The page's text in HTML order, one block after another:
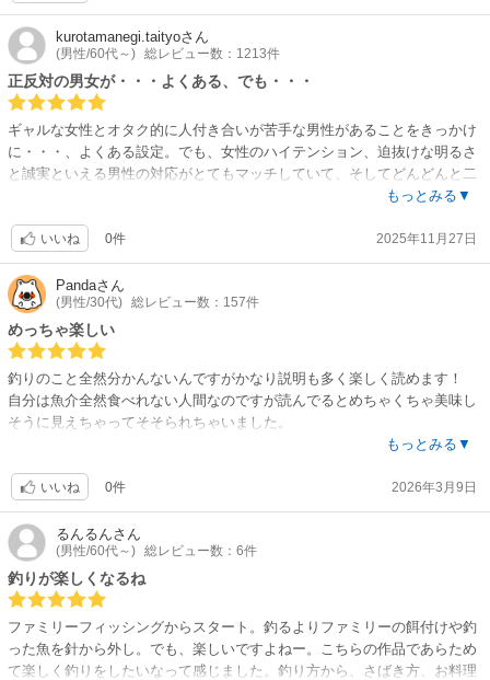
kurotamanegi.taityoさん
(男性/60代～) 総レビュー数：1213件
正反対の男女が・・・よくある、でも・・・
ギャルな女性とオタク的に人付き合いが苦手な男性があることをきっかけ
に・・・、よくある設定。でも、女性のハイテンション、迫抜けな明るさ
と誠実といえる男性の対応がとてもマッチしていて、そしてどんどんと二
人の仲がはまっていくのも、ライバル？がでてきたりも、明るくどんどん
とにかく面白い作品。ところで、社長と部長の顔の区別がつかないのです
が・・・。
もっとみる▼
いいね 0件 2025年11月27日
Pandaさん
(男性/30代) 総レビュー数：157件
めっちゃ楽しい
釣りのこと全然分かんないんですがかなり説明も多く楽しく読めます！
自分は魚介全然食べれない人間なのですが読んでるとめちゃくちゃ美味し
そうに見えちゃってそそられちゃいました。
釣谷くんとギャル澤さんの関係がどう進んでいくのかも楽しみなところで
もっとみる▼
いいね 0件 2026年3月9日
るんるんさん
(男性/60代～) 総レビュー数：6件
釣りが楽しくなるね
ファミリーフィッシングからスタート。釣るよりファミリーの餌付けや釣
った魚を針から外し。でも、楽しいですよねー。こちらの作品であらため
て楽しく釣りをしたいなって感じました。釣り方から、さばき方、お料理